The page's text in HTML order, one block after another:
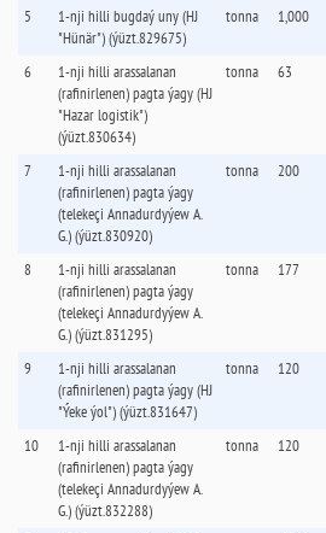
5
1-nji hilli bugdaý uny (HJ
"Hünär") (ýüzt.829675)
tonna 1,000
6
1-nji hilli arassalanan
(rafinirlenen) pagta ýagy (HJ
"Hazar logistik")
(ýüzt.830634)
tonna 63
7
1-nji hilli arassalanan
(rafinirlenen) pagta ýagy
(telekeçi Annadurdyýew A.
G.) (ýüzt.830920)
tonna 200
8
1-nji hilli arassalanan
(rafinirlenen) pagta ýagy
(telekeçi Annadurdyýew A.
G.) (ýüzt.831295)
tonna 177
9
1-nji hilli arassalanan
(rafinirlenen) pagta ýagy (HJ
"Ýeke ýol") (ýüzt.831647)
tonna 120
10
1-nji hilli arassalanan
(rafinirlenen) pagta ýagy
(telekeçi Annadurdyýew A.
G.) (ýüzt.832288)
tonna 120